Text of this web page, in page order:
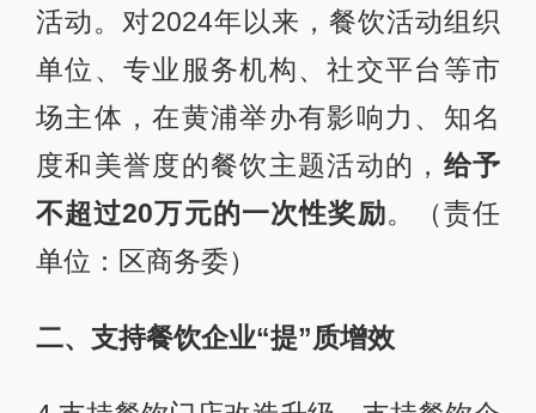
活动。对2024年以来，餐饮活动组织
单位、专业服务机构、社交平台等市
场主体，在黄浦举办有影响力、知名
度和美誉度的餐饮主题活动的， 给予
不超过20万元的一次性奖励。（责任
单位：区商务委）
二、支持餐饮企业“提”质增效